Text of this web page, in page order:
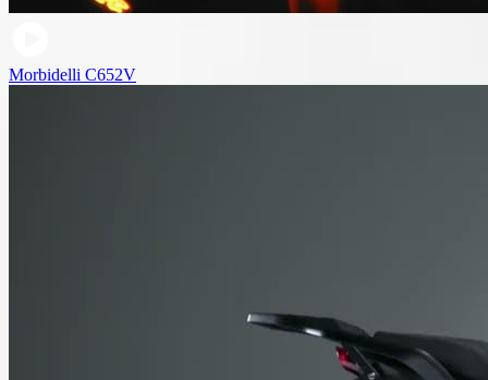
Morbidelli C652V